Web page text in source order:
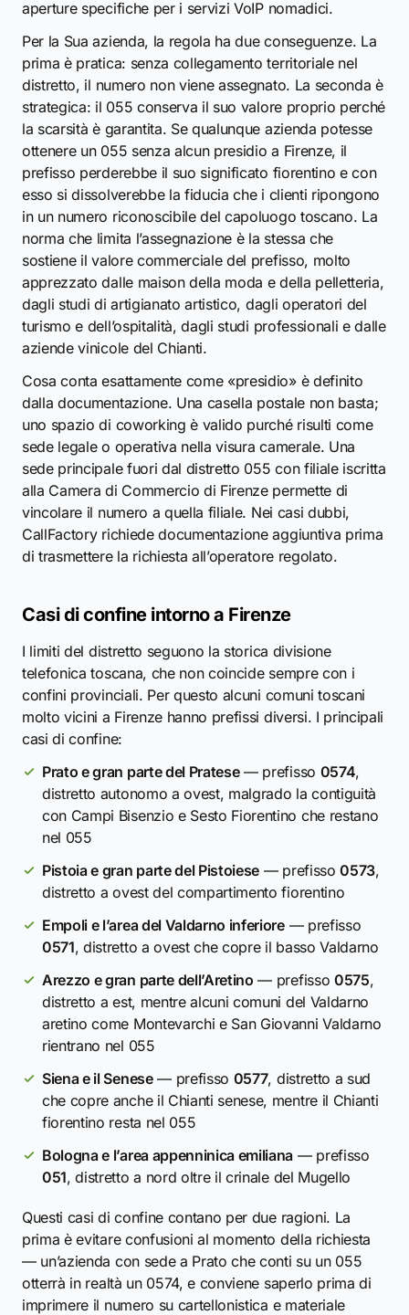
aperture specifiche per i servizi VoIP nomadici.
Per la Sua azienda, la regola ha due conseguenze. La
prima è pratica: senza collegamento territoriale nel
distretto, il numero non viene assegnato. La seconda è
strategica: il 055 conserva il suo valore proprio perché
la scarsità è garantita. Se qualunque azienda potesse
ottenere un 055 senza alcun presidio a Firenze, il
prefisso perderebbe il suo significato fiorentino e con
esso si dissolverebbe la fiducia che i clienti ripongono
in un numero riconoscibile del capoluogo toscano. La
norma che limita l’assegnazione è la stessa che
sostiene il valore commerciale del prefisso, molto
apprezzato dalle maison della moda e della pelletteria,
dagli studi di artigianato artistico, dagli operatori del
turismo e dell’ospitalità, dagli studi professionali e dalle
aziende vinicole del Chianti.
Cosa conta esattamente come «presidio» è definito
dalla documentazione. Una casella postale non basta;
uno spazio di coworking è valido purché risulti come
sede legale o operativa nella visura camerale. Una
sede principale fuori dal distretto 055 con filiale iscritta
alla Camera di Commercio di Firenze permette di
vincolare il numero a quella filiale. Nei casi dubbi,
CallFactory richiede documentazione aggiuntiva prima
di trasmettere la richiesta all’operatore regolato.
Casi di confine intorno a Firenze
I limiti del distretto seguono la storica divisione
telefonica toscana, che non coincide sempre con i
confini provinciali. Per questo alcuni comuni toscani
molto vicini a Firenze hanno prefissi diversi. I principali
casi di confine:
Prato e gran parte del Pratese— prefisso 0574,
distretto autonomo a ovest, malgrado la contiguità
con Campi Bisenzio e Sesto Fiorentino che restano
nel 055
Pistoia e gran parte del Pistoiese — prefisso0573,
distretto a ovest del compartimento fiorentino
Empoli e l’area del Valdarno inferiore— prefisso
0571, distretto a ovest che copre il basso Valdarno
Arezzo e gran parte dell’Aretino — prefisso 0575,
distretto a est, mentre alcuni comuni del Valdarno
aretino come Montevarchi e San Giovanni Valdarno
rientrano nel 055
Siena e il Senese— prefisso 0577, distretto a sud
che copre anche il Chianti senese, mentre il Chianti
fiorentino resta nel 055
Bologna e l’area appenninica emiliana — prefisso
051, distretto a nord oltre il crinale del Mugello
Questi casi di confine contano per due ragioni. La
prima è evitare confusioni al momento della richiesta
— un’azienda con sede a Prato che conti su un 055
otterrà in realtà un 0574, e conviene saperlo prima di
imprimere il numero su cartellonistica e materiale